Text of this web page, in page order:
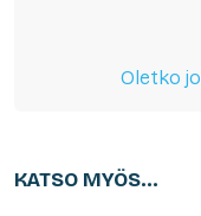
Oletko
KATSO MYÖS...